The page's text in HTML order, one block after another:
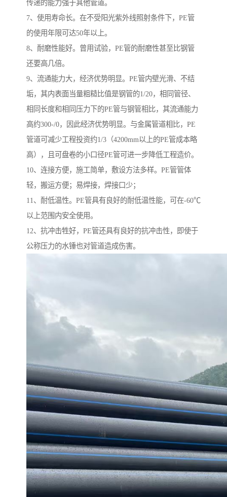
传递的能力强于其他管道。
7、使用寿命长。在不受阳光紫外线照射条件下，PE管
的使用年限可达50年以上。
8、耐磨性能好。曾用试验，PE管的耐磨性甚至比钢管
还要高几倍。
9、流通能力大，经济优势明显。PE管内壁光滑、不结
垢，其内表面当量粗糙比值是钢管的1/20，相同管径、
相同长度和相同压力下的PE管与钢管相比，其流通能力
高约300-/0，因此经济优势明显。与金属管道相比，PE
管道可减少工程投资约1/3（4200mm以上的PE管成本略
高），且可盘卷的小口径PE管可进一步降低工程造价。
10、连接方便，施工简单，敷设方法多样。PE管管体
轻，搬运方便；易焊接，焊接口少；
11、耐低温性。PE管具有良好的耐低温性能，可在-60℃
以上范围内安全使用。
12、抗冲击牲好，PE管还具有良好的抗冲击性，即使于
公称压力的水锤也对管道造成伤害。